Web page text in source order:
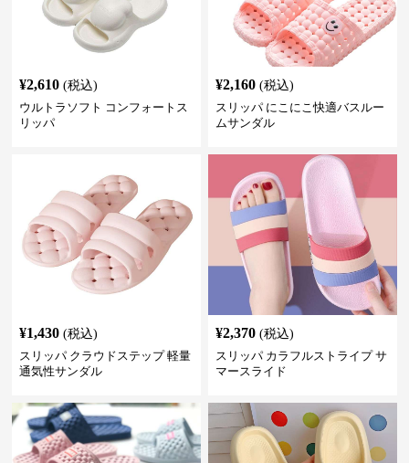
¥2,610 (税込)
ウルトラソフト コンフォートス
リッパ
¥2,160 (税込)
スリッパ にこにこ快適バスルー
ムサンダル
¥1,430 (税込)
スリッパ クラウドステップ 軽量
通気性サンダル
¥2,370 (税込)
スリッパ カラフルストライプ サ
マースライド